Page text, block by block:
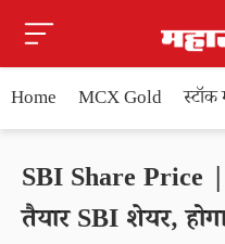
Home MCX Gold स्टॉक
SBI Share Price
तैयार SBI शेयर,